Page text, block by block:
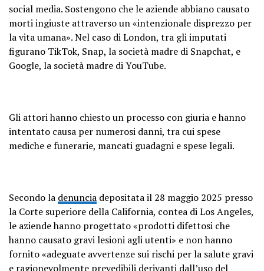
social media. Sostengono che le aziende abbiano causato
morti ingiuste attraverso un «intenzionale disprezzo per
la vita umana». Nel caso di London, tra gli imputati
figurano TikTok, Snap, la società madre di Snapchat, e
Google, la società madre di YouTube.
Gli attori hanno chiesto un processo con giuria e hanno
intentato causa per numerosi danni, tra cui spese
mediche e funerarie, mancati guadagni e spese legali.
Secondo la denuncia depositata il 28 maggio 2025 presso
la Corte superiore della California, contea di Los Angeles,
le aziende hanno progettato «prodotti difettosi che
hanno causato gravi lesioni agli utenti» e non hanno
fornito «adeguate avvertenze sui rischi per la salute gravi
e ragionevolmente prevedibili derivanti dall’uso del